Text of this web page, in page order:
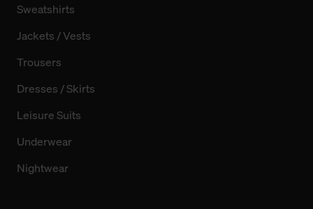
Sweatshirts
Jackets / Vests
Trousers
Dresses / Skirts
Leisure Suits
Underwear
Nightwear